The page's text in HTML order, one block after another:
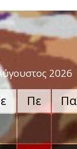
2026
Πε Πα